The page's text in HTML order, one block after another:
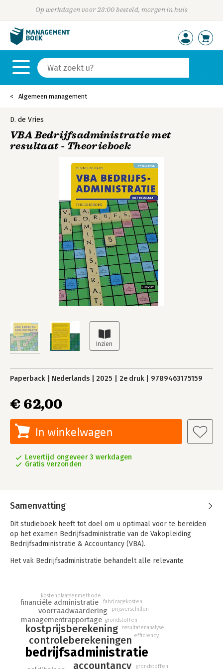
Op werkdagen voor 23:00 besteld, morgen in huis
Algemeen management
D. de Vries
VBA Bedrijfsadministratie met
resultaat - Theorieboek
Paperback Nederlands 2025 2e druk 9789463175159
€ 62,00
In winkelwagen
Levertijd ongeveer 3 werkdagen
Gratis verzonden
Samenvatting
Dit studieboek heeft tot doel om u optimaal voor te bereiden
op het examen Bedrijfsadministratie van de Vakopleiding
Bedrijfsadministratie & Accountancy (VBA).
Het vak Bedrijfsadministratie behandelt alle relevante
analyseren van de resultaten en het maken van
controleberekeningen met behulp van de saldibalans. Aan het
einde van het boek wordt ook nog aandacht besteed aan het
opstellen van de interne jaarrekening en aan de boekhouding
van dienstverlenende bedrijven.
In dit boek is veel aandacht besteed aan helder taalgebruik.
Ook de opmaak met veel voorbeelden en kernwoorden buiten
bedrijfsadministratie
accountancy
controleberekeningen
kostprijsberekening
managementrapportage
voorraadwaardering
financiële administratie
kostenplaatsenmethode
grondstoffen
fabricagekosten
prijsverschillen
resultatenanalyse
grondstoffen
efficiency